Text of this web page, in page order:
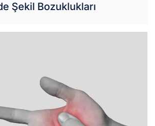
Şekil Bozuklukları